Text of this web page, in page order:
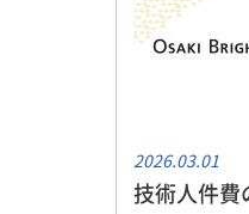
2026.03.01
技術人件費